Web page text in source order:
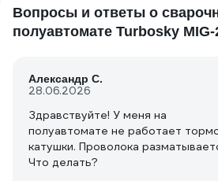
Вопросы и ответы о
полуавтомате Turbosky MIG-
Александр С.
28.06.2026
Здравствуйте! У меня на
полуавтомате не работает
катушки. Проволока
Что делать?